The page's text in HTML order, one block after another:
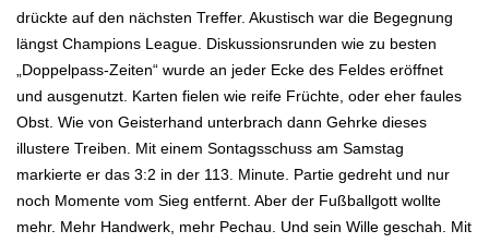
drückte auf den nächsten Treffer. Akustisch war die Begegnung
längst Champions League. Diskussionsrunden wie zu besten
„Doppelpass-Zeiten“ wurde an jeder Ecke des Feldes eröffnet
und ausgenutzt. Karten fielen wie reife Früchte, oder eher faules
Obst. Wie von Geisterhand unterbrach dann Gehrke dieses
illustere Treiben. Mit einem Sontagsschuss am Samstag
markierte er das 3:2 in der 113. Minute. Partie gedreht und nur
noch Momente vom Sieg entfernt. Aber der Fußballgott wollte
mehr. Mehr Handwerk, mehr Pechau. Und sein Wille geschah. Mit